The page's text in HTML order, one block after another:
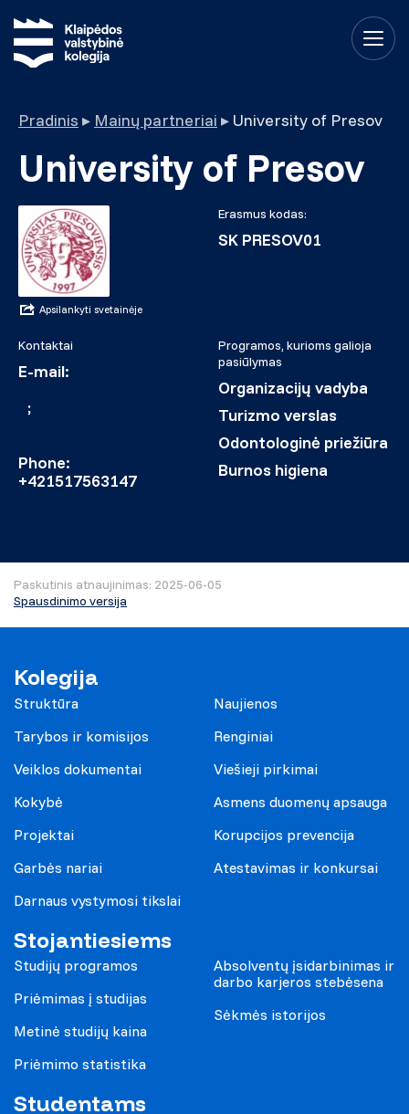
Pradinis ▸ Mainų partneriai ▸ University of Presov
University of Presov
Apsilankyti svetainėje
Erasmus kodas:
SK PRESOV01
Kontaktai
E-mail:
;
Phone:
+421517563147
Programos, kurioms galioja
pasiūlymas
Organizacijų vadyba
Turizmo verslas
Odontologinė priežiūra
Burnos higiena
Paskutinis atnaujinimas: 2025-06-05
Spausdinimo versija
Kolegija
Struktūra
Tarybos ir komisijos
Veiklos dokumentai
Kokybė
Projektai
Garbės nariai
Darnaus vystymosi tikslai
Naujienos
Renginiai
Viešieji pirkimai
Asmens duomenų apsauga
Korupcijos prevencija
Atestavimas ir konkursai
Stojantiesiems
Studijų programos
Priėmimas į studijas
Metinė studijų kaina
Priėmimo statistika
Absolventų įsidarbinimas ir
darbo karjeros stebėsena
Sėkmės istorijos
Studentams